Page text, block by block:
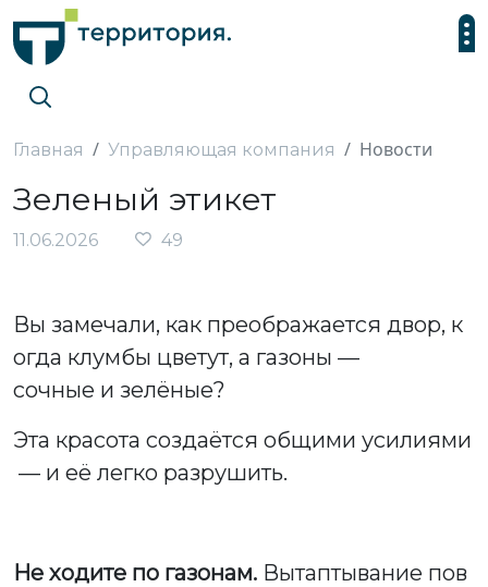
Главная Управляющая компания Новости
Зеленый этикет
11.06.2026 49
Вы замечали, как преображается двор, к
огда клумбы цветут, а газоны —
сочные и зелёные?
Эта красота создаётся общими усилиями
— и её легко разрушить.
Не ходите по газонам. Вытаптывание пов